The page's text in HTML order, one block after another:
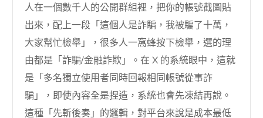
人在一個數千人的公開群組裡，把你的帳號截圖貼
出來，配上一段「這個人是詐騙，我被騙了十萬，
大家幫忙檢舉」，很多人一窩蜂按下檢舉，選的理
由都是「詐騙/金融詐欺」。在 X 的系統眼中，這就
是「多名獨立使用者同時回報相同帳號從事詐
騙」，即使內容全是捏造，系統也會先凍結再說。
這種「先斬後奏」的邏輯，對平台來說是成本最低